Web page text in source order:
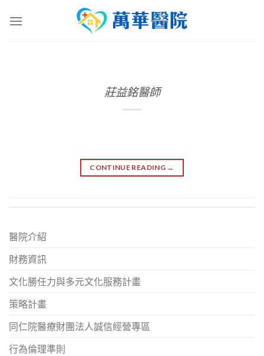
莊益銘醫師
CONTINUE READING →
醫院介紹
財務資訊
文化勝任力與多元文化服務計畫
策略計畫
同仁院醫療財團法人誠信經營專區
行為倫理準則